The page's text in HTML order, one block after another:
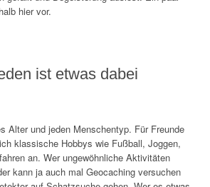
hier vor.
ist etwas dabei
Alter und jeden Menschentyp. Für Freunde
klassische Hobbys wie Fußball, Joggen,
an. Wer ungewöhnliche Aktivitäten
kann ja auch mal Geocaching versuchen